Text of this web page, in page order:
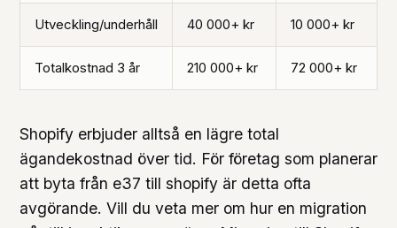
Utveckling/underhåll 40 000+ kr 10 000+ kr
Totalkostnad 3 år 210 000+ kr 72 000+ kr
Shopify erbjuder alltså en lägre total
ägandekostnad över tid. För företag som planerar
att byta från e37 till shopify är detta ofta
avgörande. Vill du veta mer om hur en migration